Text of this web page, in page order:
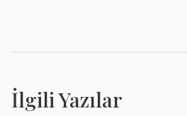
İlgili Yazılar